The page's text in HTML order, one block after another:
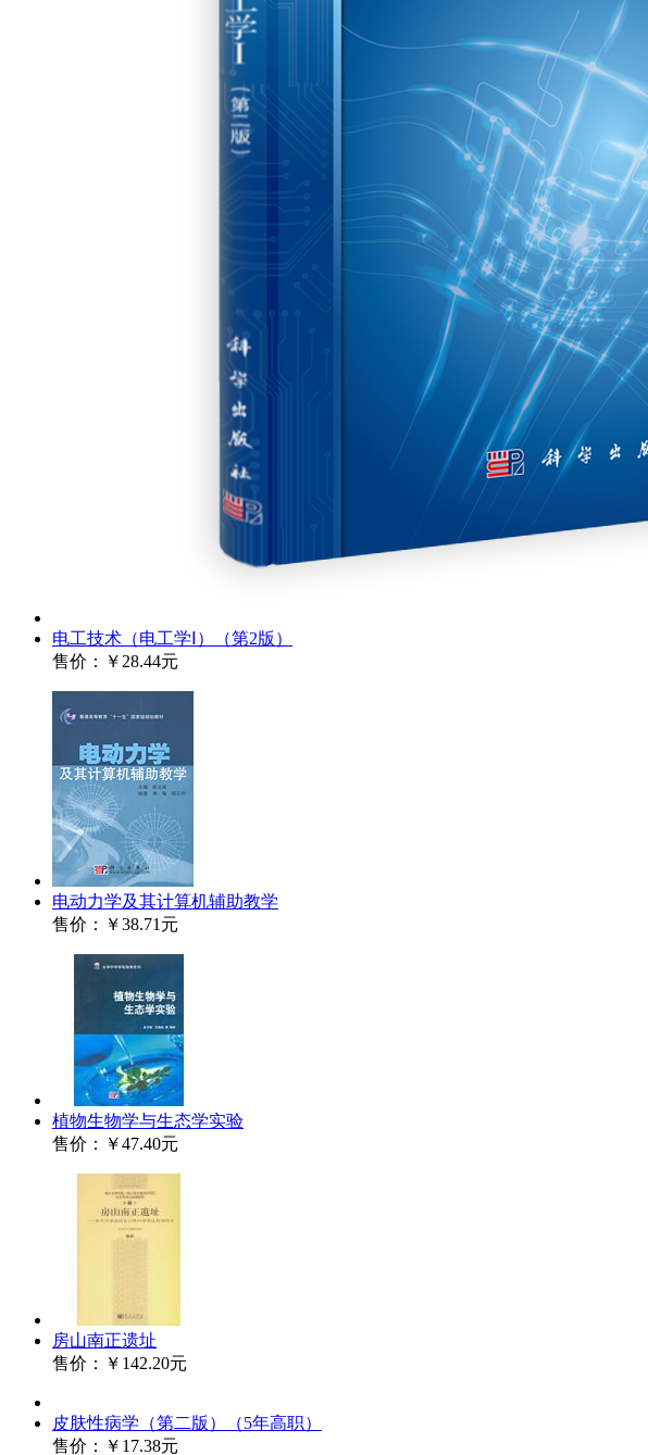
电工技术（电工学Ⅰ）（第2版）
售价：
￥28.44元
电动力学及其计算机辅助教学
售价：
￥38.71元
植物生物学与生态学实验
售价：
￥47.40元
房山南正遗址
售价：
￥142.20元
皮肤性病学（第二版）（5年高职）
售价：
￥17.38元